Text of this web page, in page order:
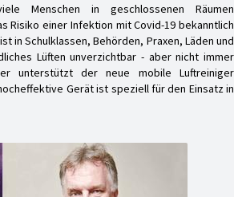
Menschen in geschlossenen Räumen
Risiko einer Infektion mit Covid-19 bekanntlich
in Schulklassen, Behörden, Praxen, Läden und
Lüften unverzichtbar - aber nicht immer
unterstützt der neue mobile Luftreiniger
Gerät ist speziell für den Einsatz in